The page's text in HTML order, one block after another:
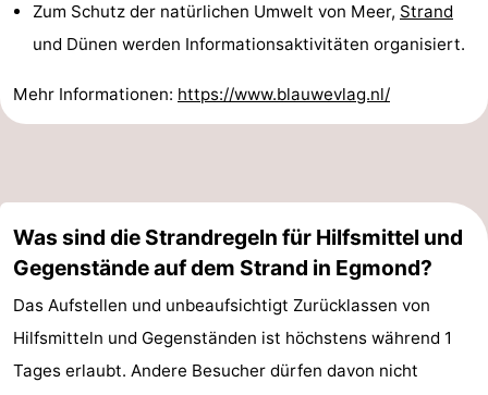
Zum Schutz der natürlichen Umwelt von Meer, Strand
und Dünen werden Informationsaktivitäten organisiert.
Mehr Informationen: https://www.blauwevlag.nl/
Was sind die Strandregeln für Hilfsmittel und
Gegenstände auf dem Strand in Egmond?
Das Aufstellen und unbeaufsichtigt Zurücklassen von
Hilfsmitteln und Gegenständen ist höchstens während 1
Tages erlaubt. Andere Besucher dürfen davon nicht